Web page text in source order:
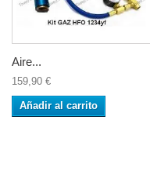
Aire...
159,90 €
Añadir al carrito